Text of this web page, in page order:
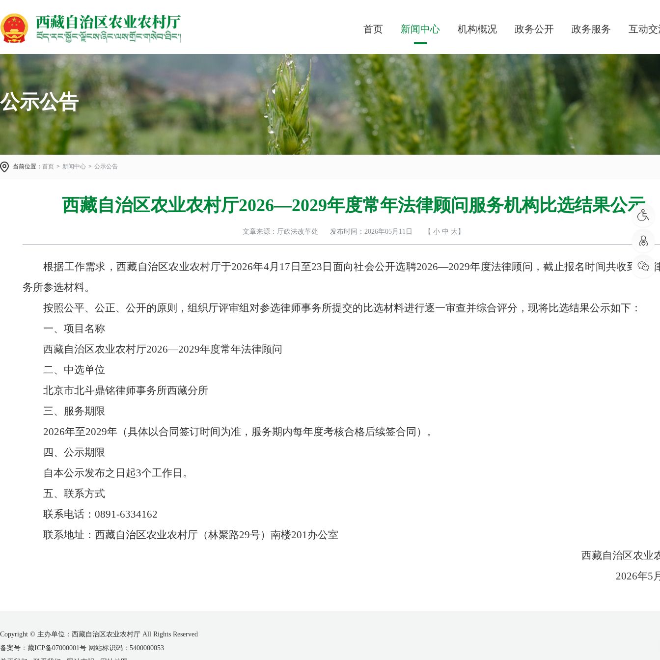
首页 新闻中心 机构概况 政务公开 政务服务 互动交
公示公告
当前位置： 首页 > 新闻中心 > 公示公告
西藏自治区农业农村厅2026—2029年度常年法律顾问服务机构比选结果公示
文章来源：厅政法改革处 发布时间：2026年05月11日 【 小 中 大 】
根据工作需求， 西藏自治区农业农村厅于2026年4月 17 日 至23 日 面向社会公开选聘2026—2029年度法律顾问，截止报名时间共收到 7家
务所参选材料。
按照公平、公正、公开的原则， 组织厅评审组对参选律师事务所提交的比选材料进行逐一审查并综合评分 ， 现将比选结果公示如下：
一、 项目名称
西藏自治区农业农村厅2026—2029年度常年法律顾问
二、中选单位
北京市北斗鼎铭律师事务所西藏分所
三、服务期限
2026年至2029年（具体以合同签订时间为准，服务期内每年度考核合格后续签合同）。
四、公示期限
自本公示发布之日 起3个工作日。
五、联系方式
联系电话： 0891-6334162
联系地址：西藏自治区农业农村厅 （林聚路29号）南楼201办公室
西藏自治区农业
2026年5
Copyright © 主办单位：西藏自治区农业农村厅 All Rights Reserved
备案号：藏ICP备07000001号 网站标识码：5400000053